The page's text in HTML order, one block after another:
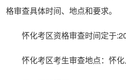
格审查具体时间、地点和要求。
怀化考区资格审查时间定于
怀化考区考生审查地点：怀